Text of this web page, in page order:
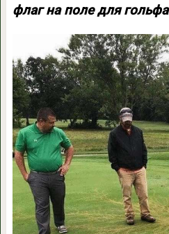
флаг на поле для гольфа